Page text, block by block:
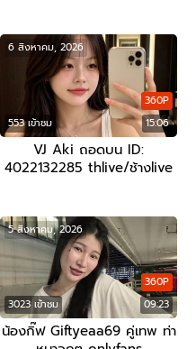
553 เข้าชม 15:06
360P
6 สิงหาคม, 2026
VJ Aki ถอดบน ID:
4022132285 thlive/ช้างlive
3023 เข้าชม 09:23
360P
5 สิงหาคม, 2026
น้องกิ๊ฟ Giftyeaa69 คู่เทพ ท่า